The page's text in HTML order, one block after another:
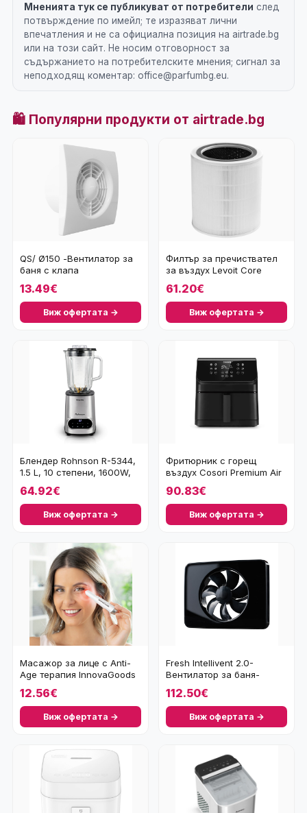
Мненията тук се публикуват от потребители след
потвърждение по имейл; те изразяват лични
впечатления и не са официална позиция на airtrade.bg
или на този сайт. Не носим отговорност за
съдържанието на потребителските мнения; сигнал за
неподходящ коментар: office@parfumbg.eu.
🛍️ Популярни продукти от airtrade.bg
QS/ Ø150 -Вентилатор за
баня с клапа
13.49€
Виж офертата →
Филтър за пречиствател
за въздух Levoit Core
61.20€
Виж офертата →
Блендер Rohnson R-5344,
1.5 L, 10 степени, 1600W,
64.92€
Виж офертата →
Фритюрник с горещ
въздух Cosori Premium Air
90.83€
Виж офертата →
Масажор за лице с Anti-
Age терапия InnovaGoods
12.56€
Виж офертата →
Fresh Intellivent 2.0-
Вентилатор за баня-
112.50€
Виж офертата →